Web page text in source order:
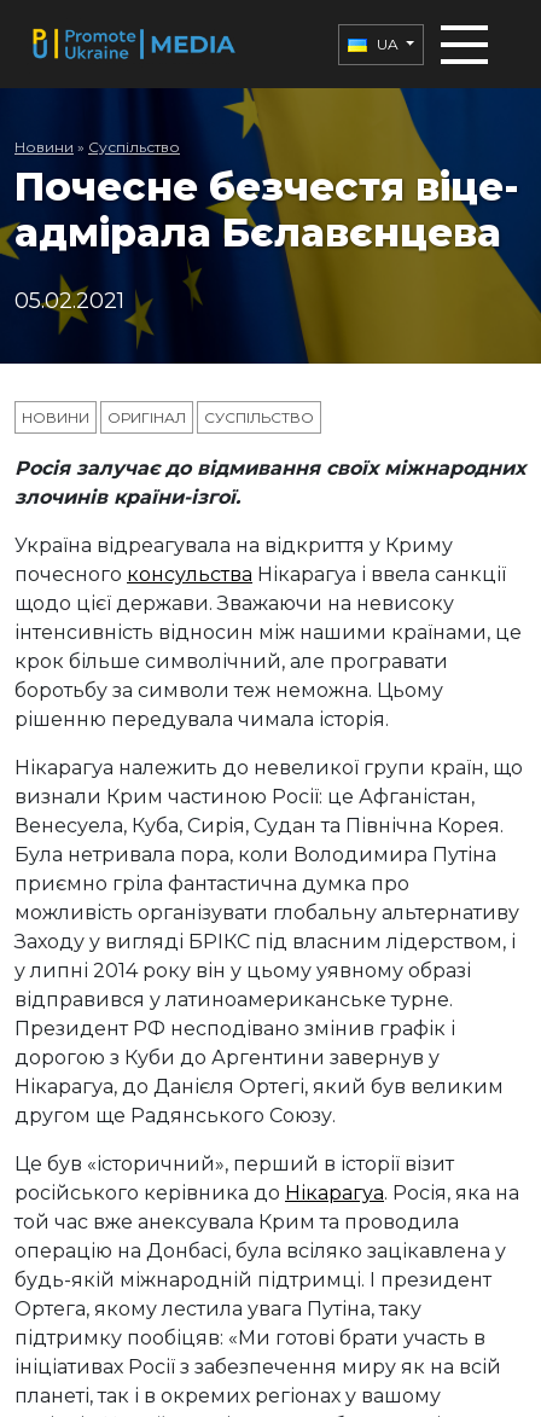
UA
Новини » Суспільство
Почесне безчестя віце-
адмірала Бєлавєнцева
05.02.2021
НОВИНИ ОРИГІНАЛ СУСПІЛЬСТВО
Росія залучає до відмивання своїх міжнародних
злочинів країни-ізгої.
Україна відреагувала на відкриття у Криму
почесного консульства Нікарагуа і ввела санкції
щодо цієї держави. Зважаючи на невисоку
інтенсивність відносин між нашими країнами, це
крок більше символічний, але програвати
боротьбу за символи теж неможна. Цьому
рішенню передувала чимала історія.
Нікарагуа належить до невеликої групи країн, що
визнали Крим частиною Росії: це Афганістан,
Венесуела, Куба, Сирія, Судан та Північна Корея.
Була нетривала пора, коли Володимира Путіна
приємно гріла фантастична думка про
можливість організувати глобальну альтернативу
Заходу у вигляді БРІКС під власним лідерством, і
у липні 2014 року він у цьому уявному образі
відправився у латиноамериканське турне.
Президент РФ несподівано змінив графік і
дорогою з Куби до Аргентини завернув у
Нікарагуа, до Данієля Ортегі, який був великим
другом ще Радянського Союзу.
Це був «історичний», перший в історії візит
російського керівника до Нікарагуа. Росія, яка на
той час вже анексувала Крим та проводила
операцію на Донбасі, була всіляко зацікавлена у
будь-якій міжнародній підтримці. І президент
Ортега, якому лестила увага Путіна, таку
підтримку пообіцяв: «Ми готові брати участь в
ініціативах Росії з забезпечення миру як на всій
планеті, так і в окремих регіонах у вашому